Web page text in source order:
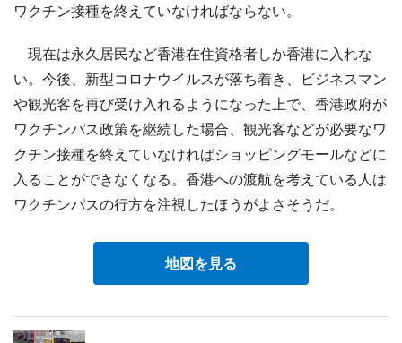
ワクチン接種を終えていなければならない。
現在は永久居民など香港在住資格者しか香港に入れな
い。今後、新型コロナウイルスが落ち着き、ビジネスマン
や観光客を再び受け入れるようになった上で、香港政府が
ワクチンパス政策を継続した場合、観光客などが必要なワ
クチン接種を終えていなければショッピングモールなどに
入ることができなくなる。香港への渡航を考えている人は
ワクチンパスの行方を注視したほうがよさそうだ。
地図を見る